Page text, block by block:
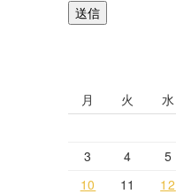
月
火 水
3
4 5
10
11 12